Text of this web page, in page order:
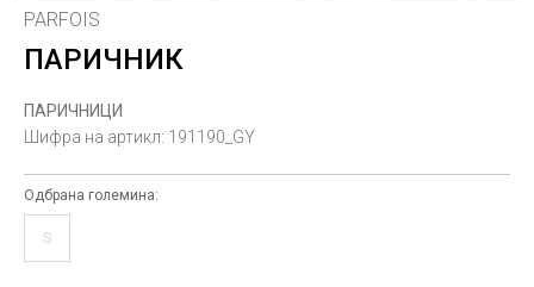
PARFOIS
ПАРИЧНИК
ПАРИЧНИЦИ
Шифра на артикл: 191190_GY
Одбрана големина:
S